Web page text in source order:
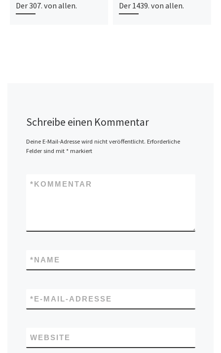
Der 307. von allen. Der 1439. von allen.
Schreibe einen Kommentar
Deine E-Mail-Adresse wird nicht veröffentlicht. Erforderliche
Felder sind mit *markiert
KOMMENTAR
*
NAME
*
E-MAIL-ADRESSE
*
WEBSITE